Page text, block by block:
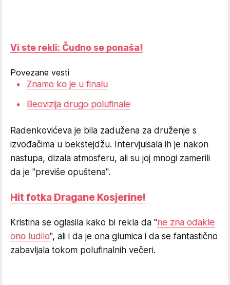
Vi ste rekli: Čudno se ponaša!
Povezane vesti
Znamo ko je u finalu
Beovizija drugo polufinale
Radenkovićeva je bila zadužena za druženje s
izvođačima u bekstejdžu. Intervjuisala ih je nakon
nastupa, dizala atmosferu, ali su joj mnogi zamerili
da je "previše opuštena".
Hit fotka Dragane Kosjerine!
Kristina se oglasila kako bi rekla da "ne zna odakle
ono ludilo", ali i da je ona glumica i da se fantastično
zabavljala tokom polufinalnih večeri.